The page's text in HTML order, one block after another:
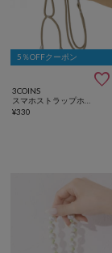
5％OFFクーポン

3COINS
¥330